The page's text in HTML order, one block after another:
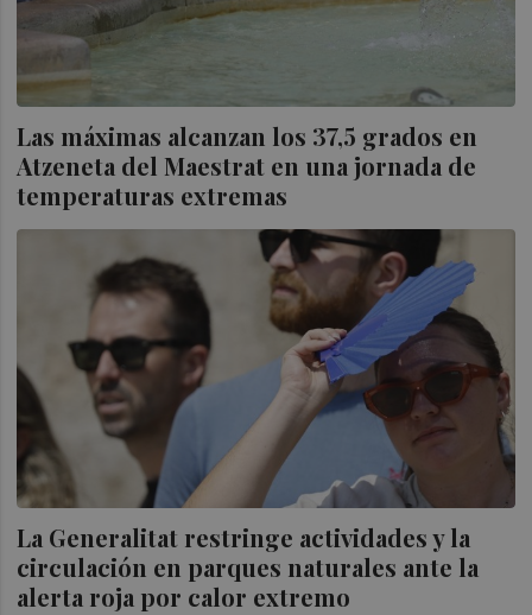
Las máximas alcanzan los 37,5 grados en
Atzeneta del Maestrat en una jornada de
temperaturas extremas
La Generalitat restringe actividades y la
circulación en parques naturales ante la
alerta roja por calor extremo